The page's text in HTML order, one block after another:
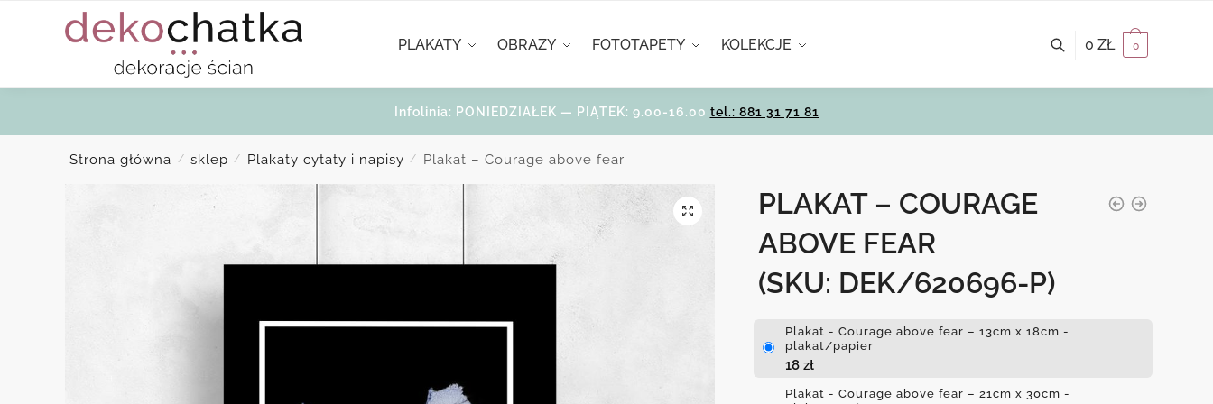
PLAKATY OBRAZY FOTOTAPETY KOLEKCJE 0 ZŁ 0
Infolinia: PONIEDZIAŁEK — PIĄTEK: 9.00-16.00 tel.: 881 31 71 81
Strona główna / sklep / Plakaty cytaty i napisy / Plakat – Courage above fear
PLAKAT – COURAGE
ABOVE FEAR
(SKU: DEK/620696-P)
Plakat - Courage above fear – 13cm x 18cm -
plakat/papier
18 zł
Plakat - Courage above fear – 21cm x 30cm -